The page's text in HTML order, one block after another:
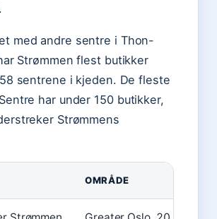
med andre sentre i Thon-
Strømmen flest butikker
sentrene i kjeden. De fleste
har under 150 butikker,
Strømmens
OMRÅDE